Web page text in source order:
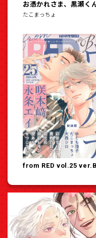
お憑かれさま、黒瀬く
たこまっちょ
from RED vol.25 ver.B